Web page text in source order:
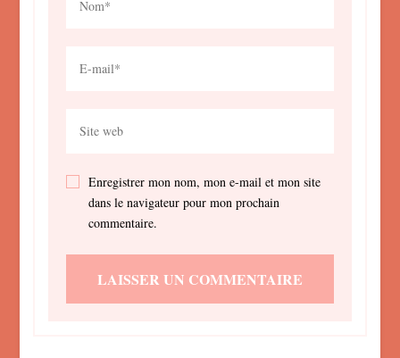
Enregistrer mon nom, mon e-mail et mon site
dans le navigateur pour mon prochain
commentaire.